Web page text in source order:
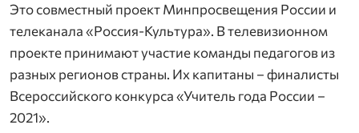
Это совместный проект Минпросвещения России и
телеканала «Россия-Культура». В телевизионном
проекте принимают участие команды педагогов из
разных регионов страны. Их капитаны – финалисты
Всероссийского конкурса «Учитель года России –
2021».